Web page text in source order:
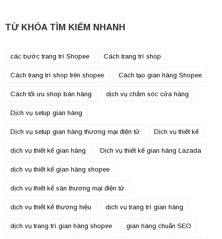
TỪ KHÓA TÌM KIẾM NHANH
các bước trang trí Shopee Cách trang trí shop
Cách trang trí shop trên shopee Cách tạo gian hàng Shopee
Cách tối ưu shop bán hàng dịch vụ chăm sóc cửa hàng
Dịch vụ setup gian hàng
Dịch vụ setup gian hàng thương mại điện tử Dịch vụ thiết kế
dịch vụ thiết kế gian hàng Dịch vụ thiết kế gian hàng Lazada
dịch vụ thiết kế gian hàng shopee
dịch vụ thiết kế sàn thương mại điện tử
dịch vụ thiết kế thương hiệu dịch vụ trang trí gian hàng
dịch vụ trang trí gian hàng shopee gian hàng chuẩn SEO